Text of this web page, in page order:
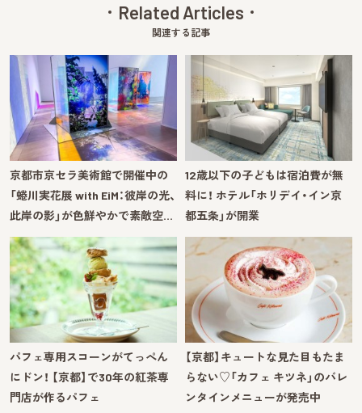
Related Articles
関連する記事
京都市京セラ美術館で開催中の
「蜷川実花展 with EiM：彼岸の光、
此岸の影」が色鮮やかで素敵空…
12歳以下の子どもは宿泊費が無
料に！ ホテル「ホリデイ・イン京
都五条」が開業
パフェ専用スコーンがてっぺん
にドン！ 【京都】で30年の紅茶専
門店が作るパフェ
【京都】キュートな見た目もたま
らない♡「カフェ キツネ」のバレ
ンタインメニューが発売中